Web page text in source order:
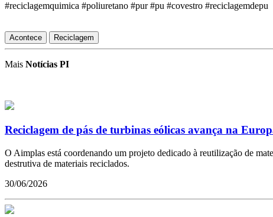
#reciclagemquimica #poliuretano #pur #pu #covestro #reciclagemdepu
Acontece Reciclagem
Mais Notícias PI
Reciclagem de pás de turbinas eólicas avança na
O Aimplas está coordenando um projeto dedicado à reutilização de
destrutiva de materiais reciclados.
30/06/2026